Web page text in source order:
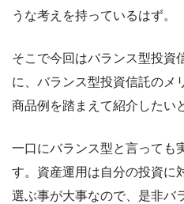
うな考えを持っているはず。
そこで今回はバランス型投資
に、バランス型投資信託のメ
商品例を踏まえて紹介したい
一口にバランス型と言っても
す。資産運用は自分の投資に
選ぶ事が大事なので、是非バ